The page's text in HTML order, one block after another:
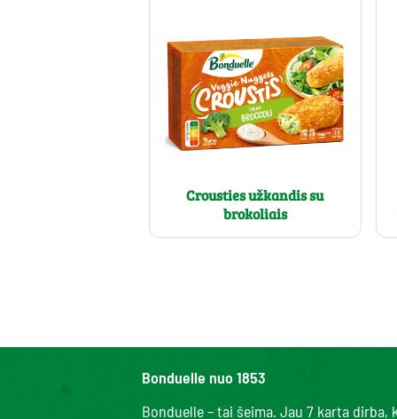
Crousties užkandis su
brokoliais
Bonduelle nuo 1853
Bonduelle – tai šeima. Jau 7 karta